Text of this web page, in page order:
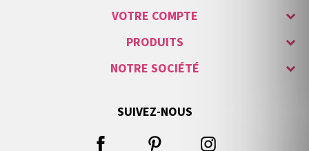
VOTRE COMPTE
PRODUITS
NOTRE SOCIÉTÉ
SUIVEZ-NOUS